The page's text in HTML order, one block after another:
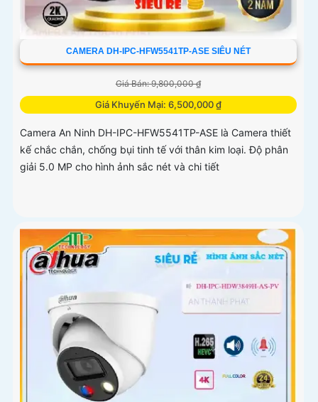
CAMERA DH-IPC-HFW5541TP-ASE SIÊU NÉT
Giá Bán: 9,800,000 ₫
Giá Khuyến Mại: 6,500,000 ₫
Camera An Ninh DH-IPC-HFW5541TP-ASE là Camera thiết
kế chắc chắn, chống bụi tinh tế với thân kim loại. Độ phân
giải 5.0 MP cho hình ảnh sắc nét và chi tiết